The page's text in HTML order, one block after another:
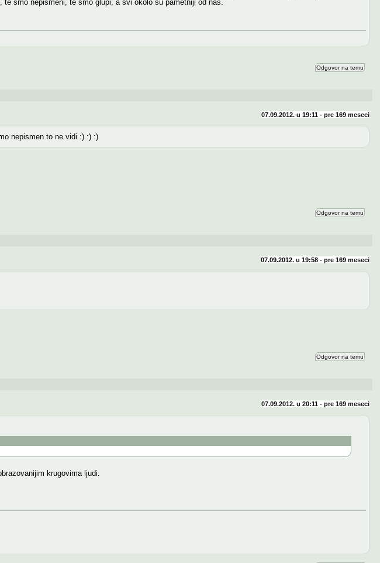
smo nepismeni, te smo glupi, a svi okolo su pametniji od nas.
Odgovor na temu
07.09.2012. u 19:11 - pre 169 meseci
nepismen to ne vidi :) :) :)
Odgovor na temu
07.09.2012. u 19:58 - pre 169 meseci
Odgovor na temu
07.09.2012. u 20:11 - pre 169 meseci
krugovima ljudi.